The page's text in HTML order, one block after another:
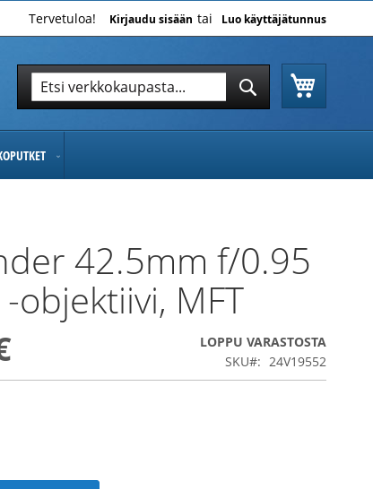
Tervetuloa! Kirjaudu sisään Luo käyttäjätunnus
Hae
42.5mm f/0.95
objektiivi, MFT
LOPPU VARASTOSTA
SKU
24V19552